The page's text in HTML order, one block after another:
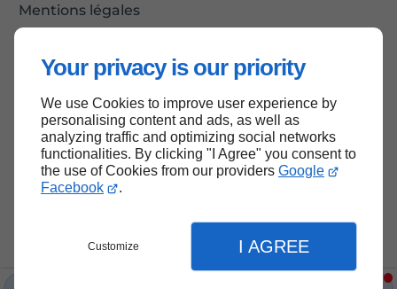
Your privacy is our priority
We use Cookies to improve user experience by
personalising content and ads, as well as
analyzing traffic and optimizing social networks
functionalities. By clicking "I Agree" you consent to
the use of Cookies from our providers Google
Facebook
.
Customize I AGREE
Mentions légales
Haut de page